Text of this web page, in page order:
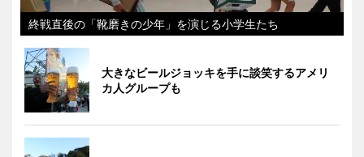
終戦直後の「靴磨きの少年」を演じる小学生たち
大きなビールジョッキを手に談笑するアメリ
カ人グループも